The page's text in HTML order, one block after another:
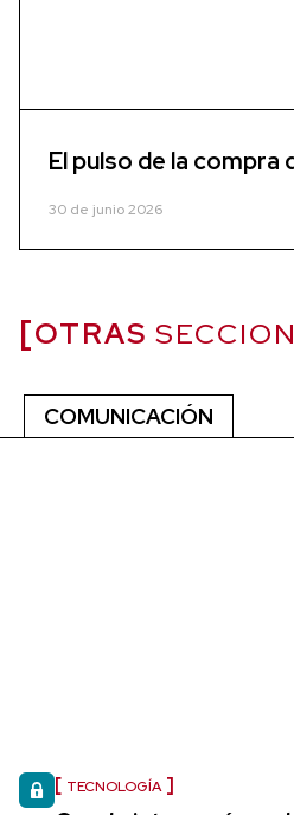
El pulso de la compra
30 de junio 2026
OTRAS
COMUNICACIÓN
TECNOLOGÍA